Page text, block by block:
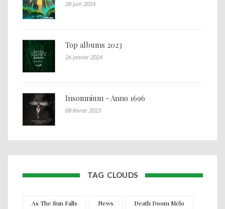
28 juin 2024
Top albums 2023
26 janvier 2024
Insomnium - Anno 1696
08 février 2023
TAG CLOUDS
As The Sun Falls News Death Doom Mélo